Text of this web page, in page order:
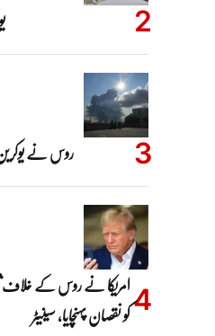
روس نے یوکرین
امریکا نے روس کے خلاف
کو نقصان پہنچایا، سینیٹر